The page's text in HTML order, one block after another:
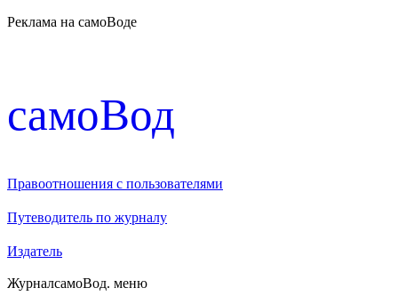
Реклама на самоВоде
cамоВод
Правоотношения с пользователями
Путеводитель по журналу
Издатель
ЖурналсамоВод. меню